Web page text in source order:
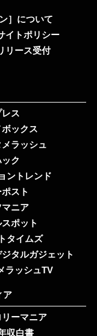
］について
イトポリシー
リース受付
ス
ックス
ラッシュ
ク
ントレンド
スト
マニア
ポット
タイムズ
タルガジェット
ラッシュTV
ア
ーマニア
収白書